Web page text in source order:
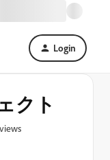
Login
クト